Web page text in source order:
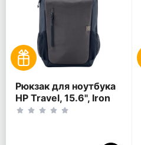
Рюкзак для ноутбука
HP Travel, 15.6", Iron
Grey